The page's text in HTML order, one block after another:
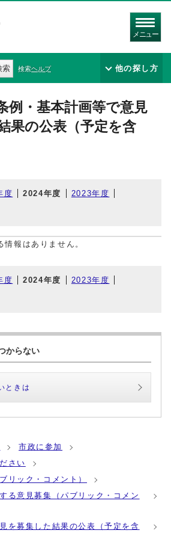
メニュー
索 検索ヘルプ 他の探し方
・基本計画等で意見
果の公表（予定を含
度 2024年度 2023年度
報はありません。
度 2024年度 2023年度
からない
ときは
市政に参加
さい
リック・コメント）
る意見募集（パブリック・コメン
を募集した結果の公表（予定を含